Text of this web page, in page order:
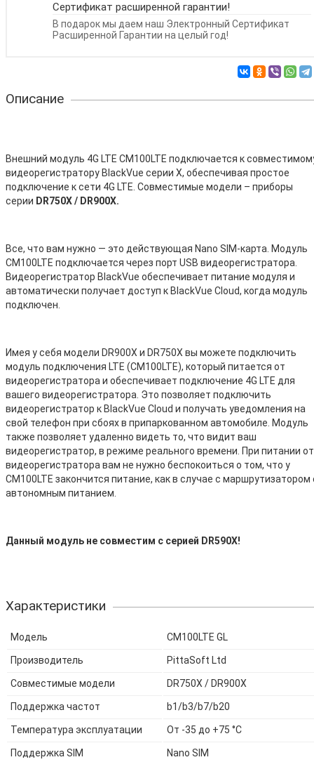
Сертификат расширенной гарантии!
В подарок мы даем наш Электронный Сертификат
Расширенной Гарантии на целый год!
Описание
Внешний модуль 4G LTE CM100LTE подключается к
видеорегистратору BlackVue серии X, обеспечивая простое
подключение к сети 4G LTE. Совместимые модели – приборы
серии DR750X / DR900X.
Все, что вам нужно — это действующая Nano SIM-карта. Модуль
CM100LTE подключается через порт USB видеорегистратора.
Видеорегистратор BlackVue обеспечивает питание модуля и
автоматически получает доступ к BlackVue Cloud, когда модуль
подключен.
Имея у себя модели DR900X и DR750X вы можете подключить
модуль подключения LTE (CM100LTE), который питается от
видеорегистратора и обеспечивает подключение 4G LTE для
вашего видеорегистратора. Это позволяет подключить
видеорегистратор к BlackVue Cloud и получать уведомления на
свой телефон при сбоях в припаркованном автомобиле. Модуль
также позволяет удаленно видеть то, что видит ваш
видеорегистратор, в режиме реального времени. При питании от
видеорегистратора вам не нужно беспокоиться о том, что у
CM100LTE закончится питание, как в случае с маршрутизатором
автономным питанием.
Данный модуль не совместим с серией DR590X!
Характеристики
Модель CM100LTE GL
Производитель PittaSoft Ltd
Совместимые модели DR750X / DR900X
Поддержка частот b1/b3/b7/b20
Температура эксплуатации От -35 до +75 °С
Поддержка SIM Nano SIM